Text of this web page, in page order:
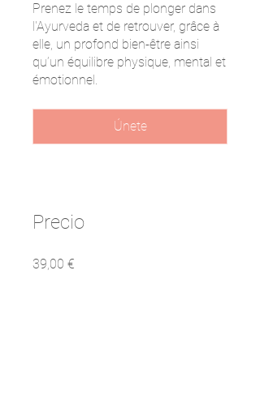
Prenez le temps de plonger dans
l'Ayurveda et de retrouver, grâce à
elle, un profond bien-être ainsi
qu’un équilibre physique, mental et
émotionnel.
Únete
Precio
39,00 €